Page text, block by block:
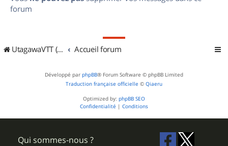
forum
UtagawaVTT (Randos VTT et VTTAE avec traces GPS) Accueil forum
Développé par phpBB® Forum Software © phpBB Limited
Traduction française officielle © Qiaeru
Optimized by: phpBB SEO
Confidentialité | Conditions
Qui sommes-nous ?